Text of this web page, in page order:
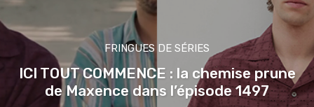
FRINGUES DE SÉRIES
ICI TOUT COMMENCE : la chemise prune
de Maxence dans l’épisode 1497